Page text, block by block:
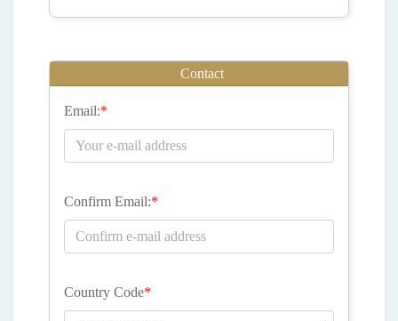
Contact
Email:*
Confirm Email:*
Country Code*